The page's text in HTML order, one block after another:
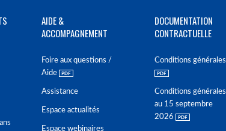
AIDE &
ACCOMPAGNEMENT
Foire aux questions /
Aide
Assistance
Espace actualités
Espace webinaires
DOCUMENTATION
CONTRACTUELLE
Conditions générales
Conditions générales
au 15 septembre
2026